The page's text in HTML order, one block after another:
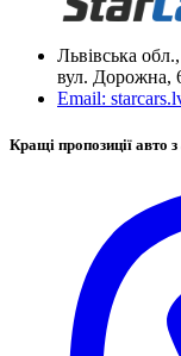
Львівська
вул. Дорожна,
Email:
Кращі пропозиції авто з